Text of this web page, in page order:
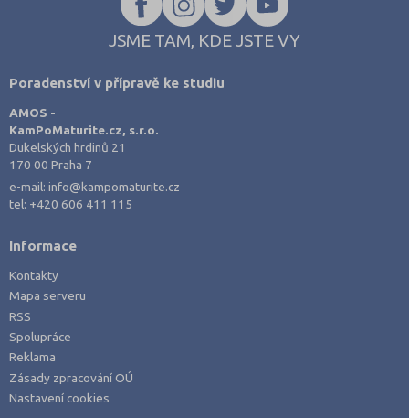
JSME TAM, KDE JSTE VY
Poradenství v přípravě ke studiu
AMOS -
KamPoMaturite.cz, s.r.o.
Dukelských hrdinů 21
170 00 Praha 7
e-mail:info@kampomaturite.cz
tel: +420 606 411 115
Informace
Kontakty
Mapa serveru
RSS
Spolupráce
Reklama
Zásady zpracování OÚ
Nastavení cookies